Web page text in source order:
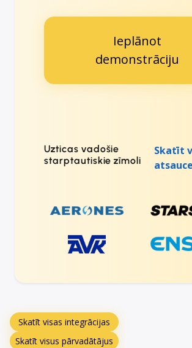
Ieplānot
demonstrāciju
Uzticas vadošie
starptautiskie zīmoli
Skatīt
Skatīt visas integrācijas
Skatīt visus pārvadātājus